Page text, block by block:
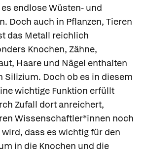
endlose Wüsten- und
Doch auch in Pflanzen, Tieren
das Metall reichlich
Knochen, Zähne,
Haare und Nägel enthalten
Silizium. Doch ob es in diesem
wichtige Funktion erfüllt
Zufall dort anreichert,
Wissenschaftler*innen noch
dass es wichtig für den
in die Knochen und die